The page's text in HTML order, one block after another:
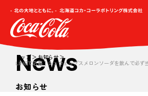
トップ
お知らせ
LINEで応募！シュウェップスメロンソーダを飲んで必ず
News
お知らせ